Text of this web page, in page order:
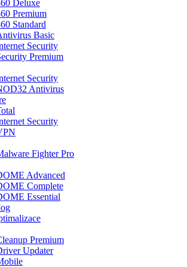
Deluxe
Premium
Standard
Basic
Security
Premium
Security
Antivirus
Security
Fighter Pro
Advanced
Complete
Essential
Premium
Updater